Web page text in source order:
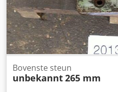
Bovenste steun
unbekannt265 mm